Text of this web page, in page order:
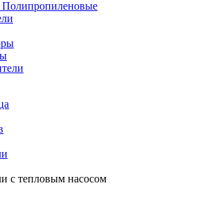
с тепловым насосом